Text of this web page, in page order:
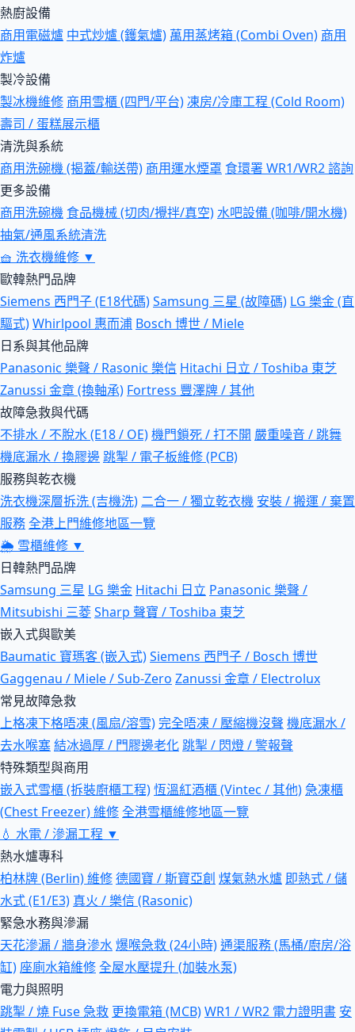
熱廚設備
商用電磁爐 中式炒爐 (鑊氣爐) 萬用蒸烤箱 (Combi Oven) 商用
炸爐
製冷設備
製冰機維修 商用雪櫃 (四門/平台)凍房/冷庫工程 (Cold Room)
壽司 / 蛋糕展示櫃
清洗與系統
商用洗碗機 (揭蓋/輸送帶) 商用運水煙罩 食環署 WR1/WR2 諮詢
更多設備
商用洗碗機 食品機械 (切肉/攪拌/真空)水吧設備 (咖啡/開水機)
抽氣/通風系統清洗
🧺 洗衣機維修 ▼
歐韓熱門品牌
Siemens 西門子 (E18代碼)Samsung 三星 (故障碼) LG 樂金 (直
驅式)Whirlpool 惠而浦 Bosch 博世 / Miele
日系與其他品牌
Panasonic 樂聲 / Rasonic 樂信 Hitachi 日立 / Toshiba 東芝
Zanussi 金章 (換軸承) Fortress 豐澤牌 / 其他
故障急救與代碼
不排水 / 不脫水 (E18 / OE)機門鎖死 / 打不開 嚴重噪音 / 跳舞
機底漏水 / 換膠邊跳掣 / 電子板維修 (PCB)
服務與乾衣機
洗衣機深層拆洗 (吉機洗) 二合一 / 獨立乾衣機 安裝 / 搬運 / 棄置
服務全港上門維修地區一覽
🌦 雪櫃維修 ▼
日韓熱門品牌
Samsung 三星 LG 樂金 Hitachi 日立 Panasonic 樂聲 /
Mitsubishi 三菱Sharp 聲寶 / Toshiba 東芝
嵌入式與歐美
Baumatic 寶瑪客 (嵌入式)Siemens 西門子 / Bosch 博世
Gaggenau / Miele / Sub-Zero Zanussi 金章 / Electrolux
常見故障急救
上格凍下格唔凍 (風扇/溶雪)完全唔凍 / 壓縮機沒聲 機底漏水 /
去水喉塞結冰過厚 / 門膠邊老化跳掣 / 閃燈 / 警報聲
特殊類型與商用
嵌入式雪櫃 (拆裝廚櫃工程)恆溫紅酒櫃 (Vintec / 其他)急凍櫃
(Chest Freezer) 維修全港雪櫃維修地區一覽
💧 水電 / 滲漏工程 ▼
熱水爐專科
柏林牌 (Berlin) 維修德國寶 / 斯寶亞創 煤氣熱水爐 即熱式 / 儲
水式 (E1/E3) 真火 / 樂信 (Rasonic)
緊急水務與滲漏
天花滲漏 / 牆身滲水爆喉急救 (24小時)通渠服務 (馬桶/廚房/浴
缸) 座廁水箱維修全屋水壓提升 (加裝水泵)
電力與照明
跳掣 / 燒 Fuse 急救 更換電箱 (MCB)WR1 / WR2 電力證明書 安